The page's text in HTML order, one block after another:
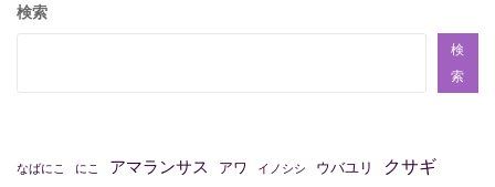
検索
検
索
なばにこ にこ アマランサス アワ イノシシ ウバユリ クサギ